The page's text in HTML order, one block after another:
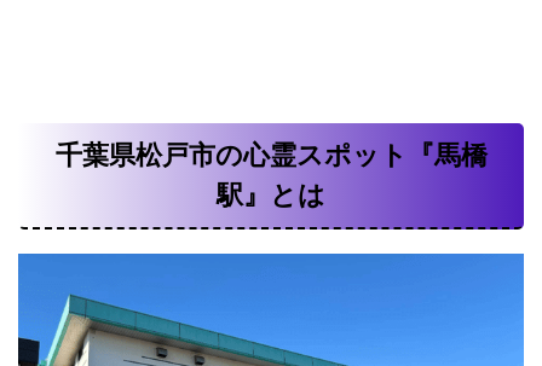
千葉県松戸市の心霊スポット『馬橋
駅』とは